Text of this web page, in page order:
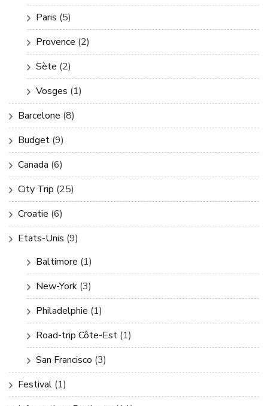
Paris (5)
Provence (2)
Sète (2)
Vosges (1)
Barcelone (8)
Budget (9)
Canada (6)
City Trip (25)
Croatie (6)
Etats-Unis (9)
Baltimore (1)
New-York (3)
Philadelphie (1)
Road-trip Côte-Est (1)
San Francisco (3)
Festival (1)